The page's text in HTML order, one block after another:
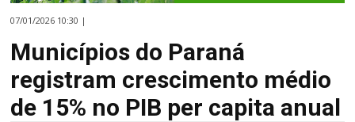
07/01/2026 10:30 |
Municípios do Paraná
registram crescimento médio
de 15% no PIB per capita anual